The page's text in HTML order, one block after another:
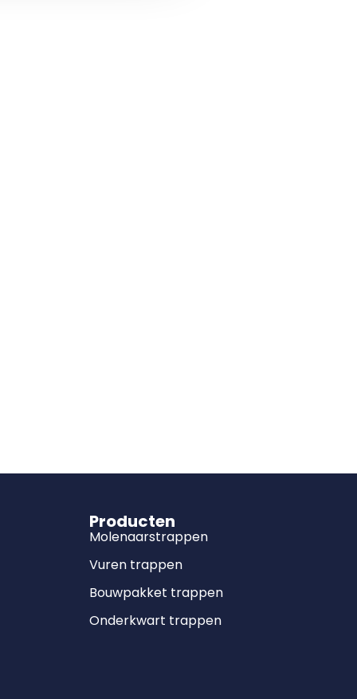
Producten
Molenaarstrappen
Vuren trappen
Bouwpakket trappen
Onderkwart trappen